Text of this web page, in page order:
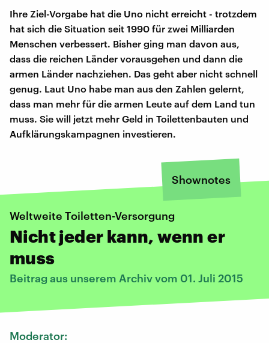
Ihre Ziel-Vorgabe hat die Uno nicht erreicht - trotzdem
hat sich die Situation seit 1990 für zwei Milliarden
Menschen verbessert. Bisher ging man davon aus,
dass die reichen Länder vorausgehen und dann die
armen Länder nachziehen. Das geht aber nicht schnell
genug. Laut Uno habe man aus den Zahlen gelernt,
dass man mehr für die armen Leute auf dem Land tun
muss. Sie will jetzt mehr Geld in Toilettenbauten und
Aufklärungskampagnen investieren.
Shownotes
Weltweite Toiletten-Versorgung
Nicht jeder kann, wenn er
muss
Beitrag aus unserem Archiv vom 01. Juli 2015
Moderator: